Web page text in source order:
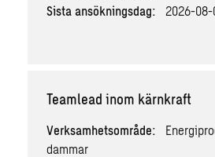
Sista ansökningsdag:
2026-08-
Teamlead inom kärnkraft
Verksamhetsområde:
dammar